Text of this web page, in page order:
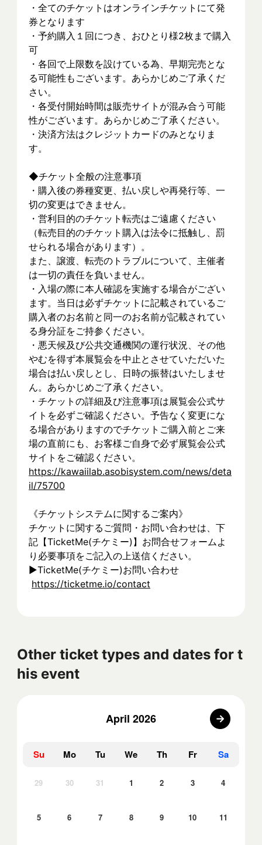
・全てのチケットはオンラインチケットにて発
券となります
・予約購入１回につき、おひとり様2枚まで購入
可
・各回で上限数を設けている為、早期完売とな
る可能性もございます。あらかじめご了承くだ
さい。
・各受付開始時間は販売サイトが混み合う可能
性がございます。あらかじめご了承ください。
・決済方法はクレジットカードのみとなりま
す。
◆チケット全般の注意事項
・購入後の券種変更、払い戻しや再発行等、一
切の変更はできません。
・営利目的のチケット転売はご遠慮ください
（転売目的のチケット購入は法令に抵触し、罰
せられる場合があります）。
また、譲渡、転売のトラブルについて、主催者
は一切の責任を負いません。
・入場の際に本人確認を実施する場合がござい
ます。当日は必ずチケットに記載されているご
購入者のお名前と同一のお名前が記載されてい
る身分証をご持参ください。
・悪天候及び公共交通機関の運行状況、その他
やむを得ず本展覧会を中止とさせていただいた
場合は払い戻しとし、日時の振替はいたしませ
ん。あらかじめご了承ください。
・チケットの詳細及び注意事項は展覧会公式サ
イトを必ずご確認ください。予告なく変更にな
る場合がありますのでチケットご購入前とご来
場の直前にも、お客様ご自身で必ず展覧会公式
サイトをご確認ください。
https://kawaiilab.asobisystem.com/news/deta
il/75700
《チケットシステムに関するご案内》
チケットに関するご質問・お問い合わせは、下
記【TicketMe(チケミー)】お問合せフォームよ
り必要事項をご記入の上送信ください。
▶︎TicketMe(チケミー)お問い合わせ
https://ticketme.io/contact
Other ticket types and dates for t
his event
April 2026
Su Mo Tu We Th Fr Sa
29 30 31 1 2 3 4
5 6 7 8 9 10 11